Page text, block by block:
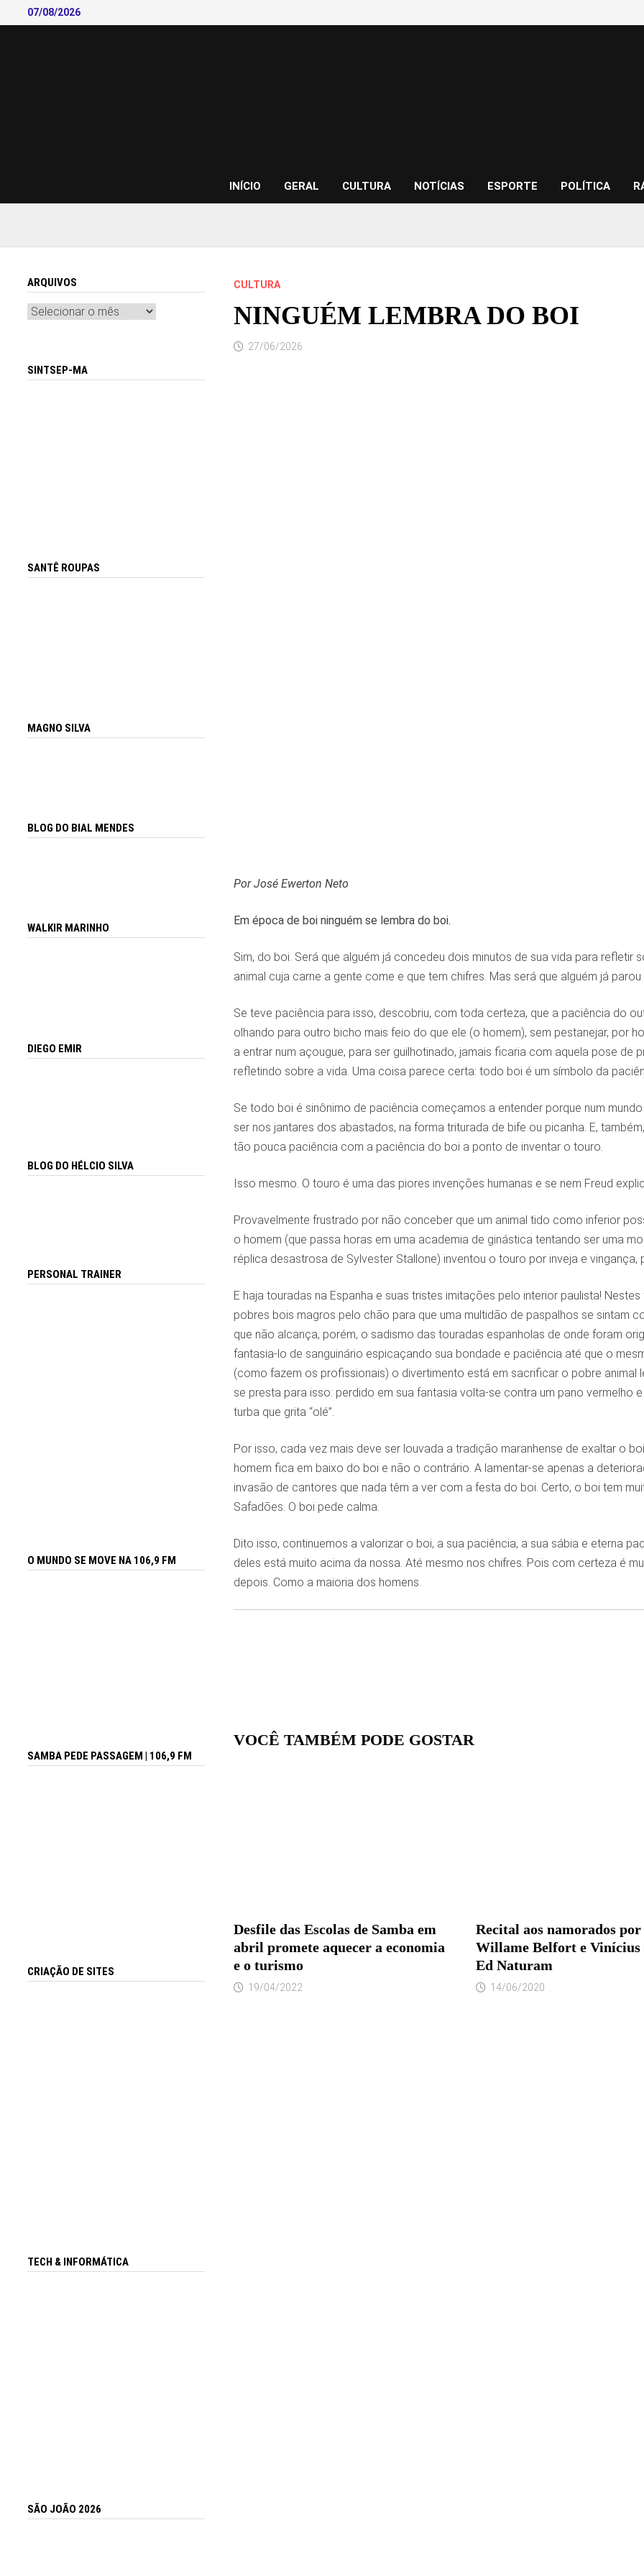
to
07/08/2026
INÍCIO GERAL CULTURA NOTÍCIAS ESPORTE POLÍTICA
CULTURA
NINGUÉM LEMBRA DO BOI
27/06/2026
Por José Ewerton Neto
Em época de boi ninguém se lembra do boi.
Sim, do boi. Será que alguém já concedeu dois minutos de sua vida para refletir
animal cuja carne a gente come e que tem chifres. Mas será que alguém já
Se teve paciência para isso, descobriu, com toda certeza, que a paciência do
olhando para outro bicho mais feio do que ele (o homem), sem pestanejar, por
a entrar num açougue, para ser guilhotinado, jamais ficaria com aquela pose
refletindo sobre a vida. Uma coisa parece certa: todo boi é um símbolo da
Se todo boi é sinônimo de paciência começamos a entender porque num
ser nos jantares dos abastados, na forma triturada de bife ou picanha. E,
tão pouca paciência com a paciência do boi a ponto de inventar o touro.
Isso mesmo. O touro é uma das piores invenções humanas e se nem Freud
Provavelmente frustrado por não conceber que um animal tido como inferior
o homem (que passa horas em uma academia de ginástica tentando ser uma
réplica desastrosa de Sylvester Stallone) inventou o touro por inveja e vingança,
E haja touradas na Espanha e suas tristes imitações pelo interior paulista!
pobres bois magros pelo chão para que uma multidão de paspalhos se sintam
que não alcança, porém, o sadismo das touradas espanholas de onde foram
fantasia-lo de sanguinário espicaçando sua bondade e paciência até que o
(como fazem os profissionais) o divertimento está em sacrificar o pobre animal
se presta para isso: perdido em sua fantasia volta-se contra um pano
turba que grita “olé”.
Por isso, cada vez mais deve ser louvada a tradição maranhense de exaltar o
homem fica em baixo do boi e não o contrário. A lamentar-se apenas a
invasão de cantores que nada têm a ver com a festa do boi. Certo, o boi tem
Safadões. O boi pede calma.
Dito isso, continuemos a valorizar o boi, a sua paciência, a sua sábia e eterna
deles está muito acima da nossa. Até mesmo nos chifres. Pois com certeza é
depois. Como a maioria dos homens.
VOCÊ TAMBÉM PODE GOSTAR
Desfile das Escolas de Samba em
abril promete aquecer a economia
e o turismo
19/04/2022
Recital aos namorados por
Willame Belfort e
Ed Naturam
14/06/2020
ARQUIVOS
Arquivos
SINTSEP-MA
SANTÊ ROUPAS
MAGNO SILVA
BLOG DO BIAL MENDES
WALKIR MARINHO
DIEGO EMIR
BLOG DO HÉLCIO SILVA
PERSONAL TRAINER
O MUNDO SE MOVE NA 106,9 FM
SAMBA PEDE PASSAGEM | 106,9 FM
CRIAÇÃO DE SITES
TECH & INFORMÁTICA
SÃO JOÃO 2026